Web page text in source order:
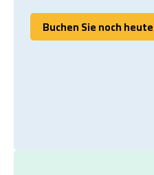
Buchen Sie noch heute
Buchen Sie noch heute